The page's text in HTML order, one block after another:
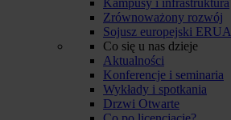
Zrównoważony rozwój
Sojusz europejski ERUA
Co się u nas dzieje
Aktualności
Konferencje i seminaria
Wykłady i spotkania
Drzwi Otwarte